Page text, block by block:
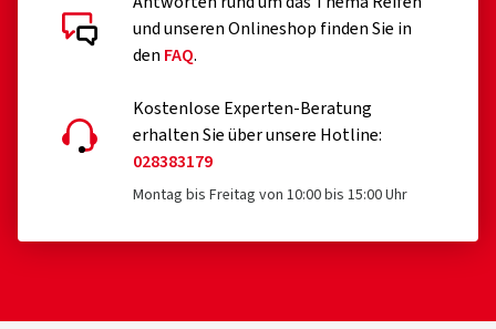
und unseren Onlineshop finden Sie in
den FAQ.
Kostenlose Experten-Beratung
erhalten Sie über unsere Hotline:
028383179
Montag bis Freitag von 10:00 bis 15:00 Uhr